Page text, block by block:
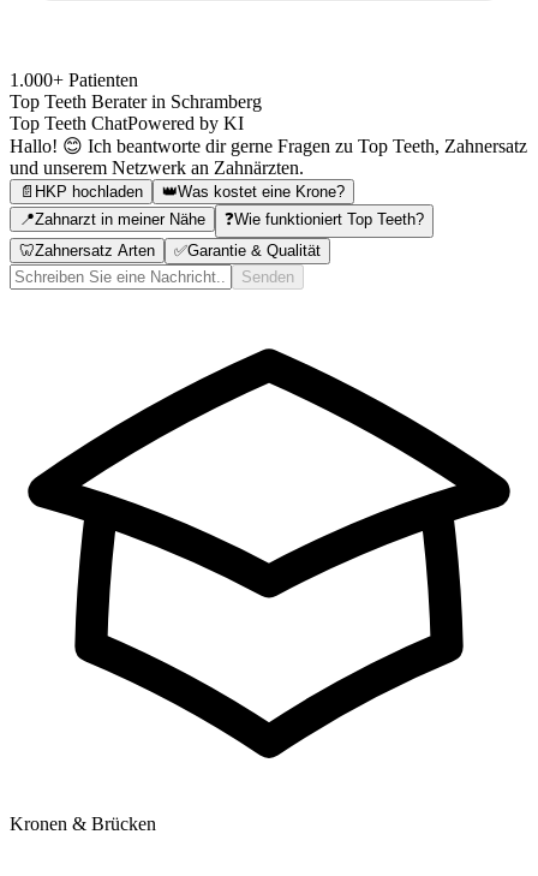
1.000+ Patienten
Top Teeth Berater in Schramberg
Top Teeth ChatPowered by KI
Hallo! 😊 Ich beantworte dir gerne Fragen zu Top Teeth, Zahnersatz
und unserem Netzwerk an Zahnärzten.
📄 HKP hochladen 👑Was kostet eine Krone?
📍Zahnarzt in meiner Nähe ❓Wie funktioniert Top Teeth?
🦷Zahnersatz Arten ✅Garantie & Qualität
Senden
Kronen & Brücken